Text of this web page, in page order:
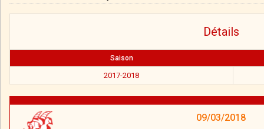
Détails
Saison
2017-2018
09/03/2018